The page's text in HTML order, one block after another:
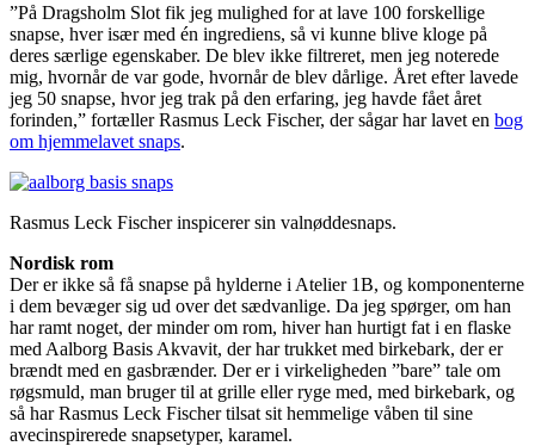
”På Dragsholm Slot fik jeg mulighed for at lave 100 forskellige
snapse, hver især med én ingrediens, så vi kunne blive kloge på
deres særlige egenskaber. De blev ikke filtreret, men jeg noterede
mig, hvornår de var gode, hvornår de blev dårlige. Året efter lavede
jeg 50 snapse, hvor jeg trak på den erfaring, jeg havde fået året
forinden,” fortæller Rasmus Leck Fischer, der sågar har lavet en bog
om hjemmelavet snaps.
Rasmus Leck Fischer inspicerer sin valnøddesnaps.
Nordisk rom
Der er ikke så få snapse på hylderne i Atelier 1B, og komponenterne
i dem bevæger sig ud over det sædvanlige. Da jeg spørger, om han
har ramt noget, der minder om rom, hiver han hurtigt fat i en flaske
med Aalborg Basis Akvavit, der har trukket med birkebark, der er
brændt med en gasbrænder. Der er i virkeligheden ”bare” tale om
røgsmuld, man bruger til at grille eller ryge med, med birkebark, og
så har Rasmus Leck Fischer tilsat sit hemmelige våben til sine
avecinspirerede snapsetyper, karamel.